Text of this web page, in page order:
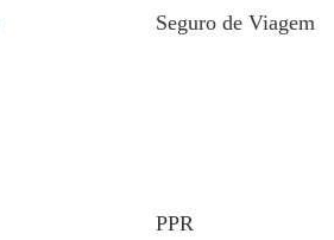
Seguro de Viagem
PPR